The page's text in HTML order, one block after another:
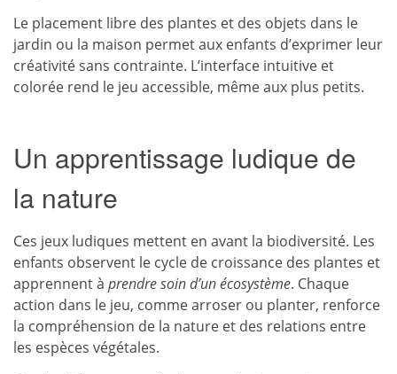
Le placement libre des plantes et des objets dans le
jardin ou la maison permet aux enfants d’exprimer leur
créativité sans contrainte. L’interface intuitive et
colorée rend le jeu accessible, même aux plus petits.
Un apprentissage ludique de
la nature
Ces jeux ludiques mettent en avant la biodiversité. Les
enfants observent le cycle de croissance des plantes et
apprennent à prendre soin d’un écosystème. Chaque
action dans le jeu, comme arroser ou planter, renforce
la compréhension de la nature et des relations entre
les espèces végétales.